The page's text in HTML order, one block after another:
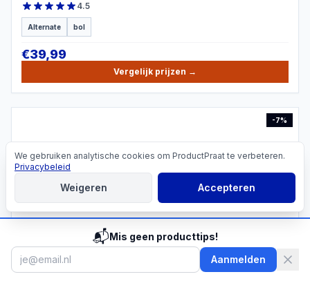
4.5
Alternate bol
€39,99
Vergelijk prijzen →
-7%
MICROSOFT
Microsoft Surface Arc Mouse Draadloos
Cookies
We gebruiken analytische cookies om ProductPraat te verbeteren.
Privacybeleid
Weigeren Accepteren
📬Mis geen producttips!
Aanmelden